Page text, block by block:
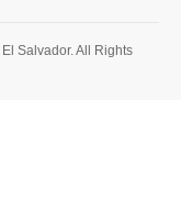
Salvador. All Rights